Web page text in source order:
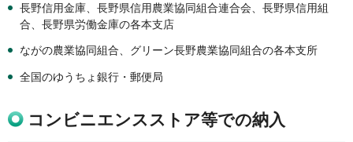
長野信用金庫、長野県信用農業協同組合連合会、長野県信用組
合、長野県労働金庫の各本支店
ながの農業協同組合、グリーン長野農業協同組合の各本支所
全国のゆうちょ銀行・郵便局
コンビニエンスストア等での納入